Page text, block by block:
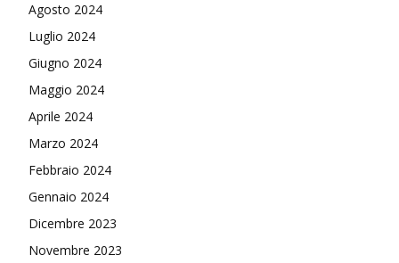
Agosto 2024
Luglio 2024
Giugno 2024
Maggio 2024
Aprile 2024
Marzo 2024
Febbraio 2024
Gennaio 2024
Dicembre 2023
Novembre 2023